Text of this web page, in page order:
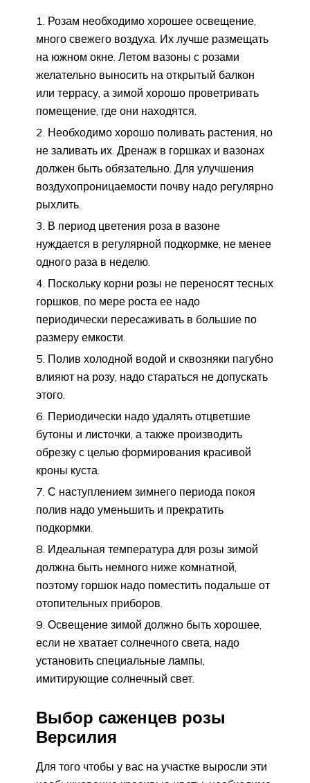
Розам необходимо хорошее освещение,
много свежего воздуха. Их лучше размещать
на южном окне. Летом вазоны с розами
желательно выносить на открытый балкон
или террасу, а зимой хорошо проветривать
помещение, где они находятся.
Необходимо хорошо поливать растения, но
не заливать их. Дренаж в горшках и вазонах
должен быть обязательно. Для улучшения
воздухопроницаемости почву надо регулярно
рыхлить.
В период цветения роза в вазоне
нуждается в регулярной подкормке, не менее
одного раза в неделю.
Поскольку корни розы не переносят тесных
горшков, по мере роста ее надо
периодически пересаживать в большие по
размеру емкости.
Полив холодной водой и сквозняки пагубно
влияют на розу, надо стараться не допускать
этого.
Периодически надо удалять отцветшие
бутоны и листочки, а также производить
обрезку с целью формирования красивой
кроны куста.
С наступлением зимнего периода покоя
полив надо уменьшить и прекратить
подкормки.
Идеальная температура для розы зимой
должна быть немного ниже комнатной,
поэтому горшок надо поместить подальше от
отопительных приборов.
Освещение зимой должно быть хорошее,
если не хватает солнечного света, надо
установить специальные лампы,
имитирующие солнечный свет.
Выбор саженцев розы
Версилия
Для того чтобы у вас на участке выросли эти